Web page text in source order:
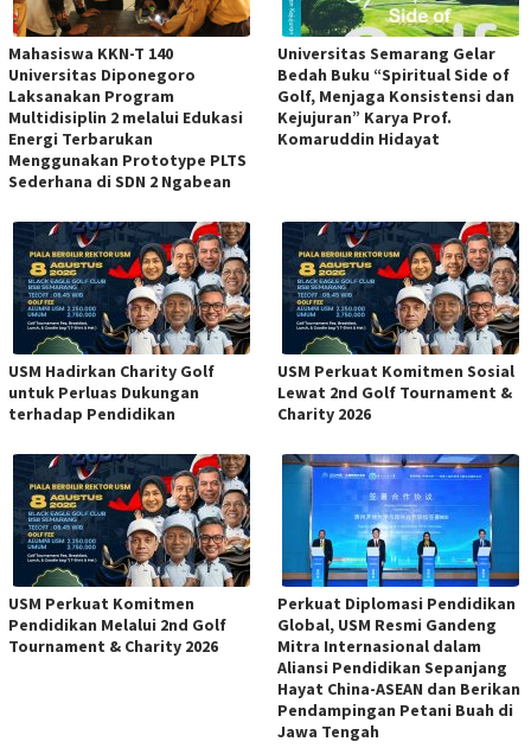
Mahasiswa KKN-T 140
Universitas Diponegoro
Laksanakan Program
Multidisiplin 2 melalui Edukasi
Energi Terbarukan
Menggunakan Prototype PLTS
Sederhana di SDN 2 Ngabean
Universitas Semarang Gelar
Bedah Buku “Spiritual Side of
Golf, Menjaga Konsistensi dan
Kejujuran” Karya Prof.
Komaruddin Hidayat
USM Hadirkan Charity Golf
untuk Perluas Dukungan
terhadap Pendidikan
USM Perkuat Komitmen Sosial
Lewat 2nd Golf Tournament &
Charity 2026
USM Perkuat Komitmen
Pendidikan Melalui 2nd Golf
Tournament & Charity 2026
Perkuat Diplomasi Pendidikan
Global, USM Resmi Gandeng
Mitra Internasional dalam
Aliansi Pendidikan Sepanjang
Hayat China-ASEAN dan Berikan
Pendampingan Petani Buah di
Jawa Tengah